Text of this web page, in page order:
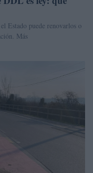
Estado puede renovarlos o
Más